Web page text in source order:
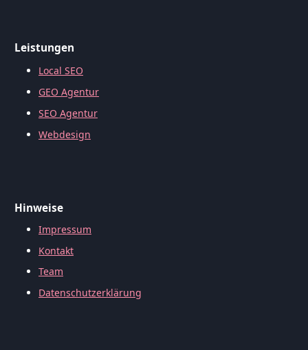
Leistungen
Local SEO
GEO Agentur
SEO Agentur
Webdesign
Hinweise
Impressum
Kontakt
Team
Datenschutzerklärung